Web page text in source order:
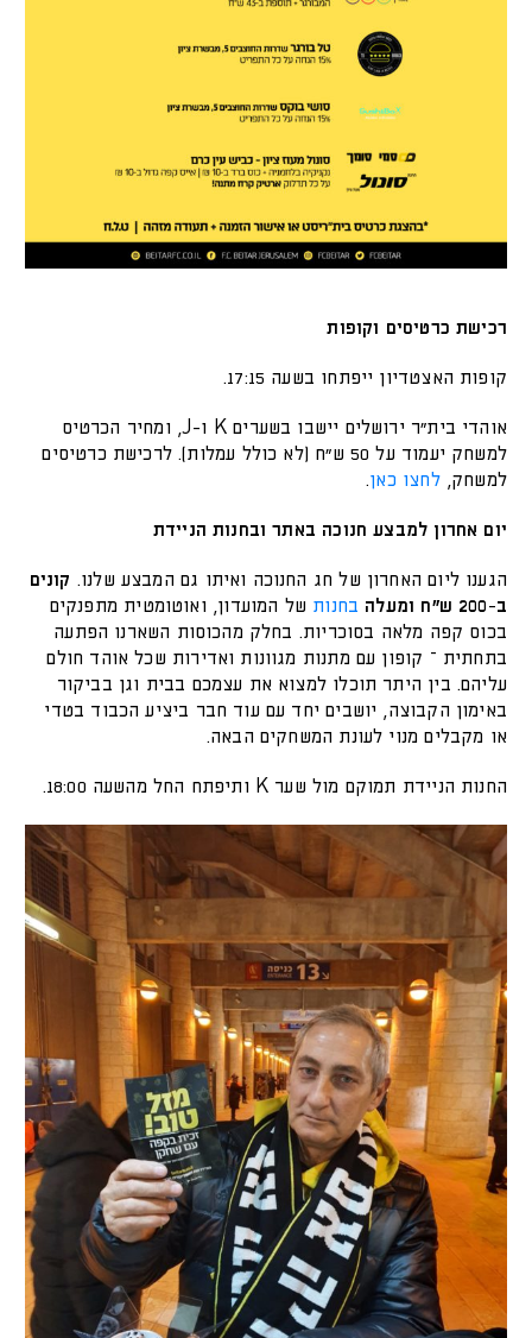
רכישת כרטיסים וקופות
קופות האצטדיון ייפתחו בשעה 17:15.
אוהדי בית"ר ירושלים יישבו בשערים K ו-J, ומחיר הכרטיס
למשחק יעמוד על 50 ש"ח (לא כולל עמלות). לרכישת כרטיסים
למשחק,לחצו כאן.
יום אחרון למבצע חנוכה באתר ובחנות הניידת
הגענו ליום האחרון של חג החנוכה ואיתו גם המבצע שלנו. קונים
ב-200 ש"ח
ומעלה בחנות של המועדון, ואוטומטית מתפנקים
בכוס קפה מלאה בסוכריות. בחלק מהכוסות השארנו הפתעה
בתחתית – קופון עם מתנות מגוונות ואדירות שכל אוהד חולם
עליהם. בין היתר תוכלו למצוא את עצמכם בבית וגן בביקור
באימון הקבוצה, יושבים יחד עם עוד חבר ביציע הכבוד בטדי
או מקבלים מנוי לעונת המשחקים הבאה.
החנות הניידת תמוקם מול שער K ותיפתח החל מהשעה 18:00.